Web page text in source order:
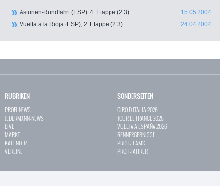
Asturien-Rundfahrt (ESP), 4. Etappe (2.3)
15.05.2004
Vuelta a la Rioja (ESP), 2. Etappe (2.3)
24.04.2004
Twitter
RUBRIKEN
PROFI-NEWS
JEDERMANN-NEWS
LIVE
MARKT
KALENDER
VEREINE
SONDERSEITEN
GIRO D`ITALIA 2026
TOUR DE FRANCE 2026
VUELTA A ESPAÑA 2026
RENNERGEBNISSE
PROFI-TEAMS
PROFI-FAHRER